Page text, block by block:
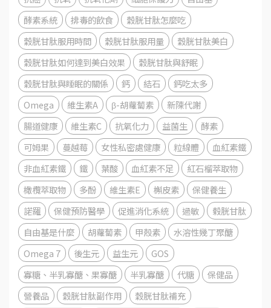
酵素系統
排毒的飲食
穀胱甘肽怎麼吃
穀胱甘肽服用時間
穀胱甘肽服用量
穀胱甘肽美白
穀胱甘肽如何達到美白效果
穀胱甘肽與舒眠
穀胱甘肽與睡眠的關係
鈣 結石
鈣吃太多
Omega
維生素A β-胡蘿蔔素
新陳代謝
腸道健康
維生素C 抗氧化力 益菌生
酵素
可姆果
蔓越莓 女性私密處健康 粒線體
血紅素鐵
非血紅素鐵
鐵 葉酸 血紅素不足
紅石榴萃取物
橄欖萃取物
多酚 維生素E 槲皮素
保健養生
諾羅
保健預防醫學 促進消化系統 過敏
榖胱甘肽
自由基是什麼
胡蘿蔔素 甲殼素
水溶性幾丁聚醣
Omega 7
後生元 益生元
GOS
寡糖、半乳寡醣、果寡醣
半乳寡醣 代糖
保健品
營養品
穀胱甘肽副作用
穀胱甘肽補充